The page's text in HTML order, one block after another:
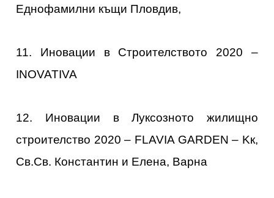
Еднофамилни къщи Пловдив,
11. Иновации в Строителството 2020 –
INOVATIVA
12. Иновации в Луксозното жилищно
строителство 2020 – FLAVIA GARDEN – Kк,
Св.Св. Константин и Елена, Варна